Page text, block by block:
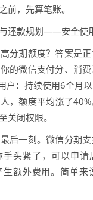
前，先算笔账。
还款规划——安全使
分期额度？答案是
的微信支付分、消费
户：持续使用6个月
，额度平均涨了
关闭权限。
后一刻。微信分期
手头紧了，可以申
额外费用。简单来